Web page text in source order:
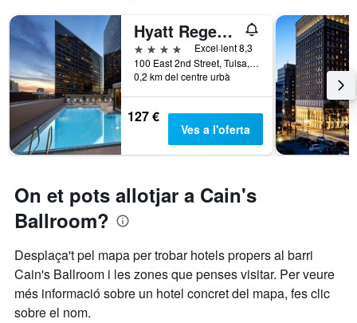
Hyatt Regency Tulsa Downtown
4 estrelles
Excel·lent 8,3
100 East 2nd Street, Tulsa, OK, Estats Units
0,2 km del centre urbà
127 €
Ves a l'oferta
On et pots allotjar a Cain's
Ballroom?
Desplaça't pel mapa per trobar hotels propers al barri
Cain's Ballroom i les zones que penses visitar. Per veure
més informació sobre un hotel concret del mapa, fes clic
sobre el nom.